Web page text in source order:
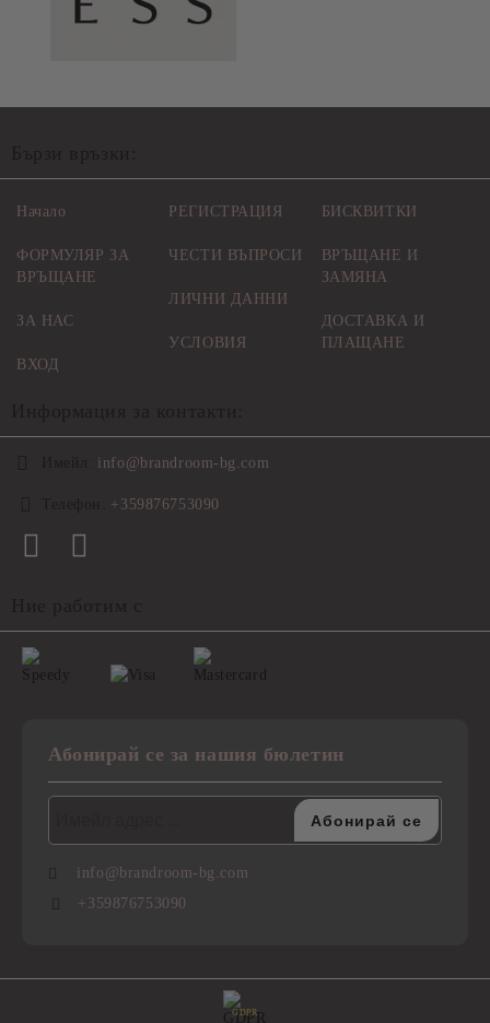
Начало
ФОРМУЛЯР ЗА
ВРЪЩАНЕ
ЗА НАС
ВХОД
РЕГИСТРАЦИЯ
ЧЕСТИ ВЪПРОСИ
ЛИЧНИ ДАННИ
УСЛОВИЯ
БИСКВИТКИ
ВРЪЩАНЕ И
ЗАМЯНА
ДОСТАВКА И
ПЛАЩАНЕ
info@brandroom-bg.com
+359876753090
Абонирай се за нашия бюлетин
info@brandroom-bg.com
+359876753090
GDPR